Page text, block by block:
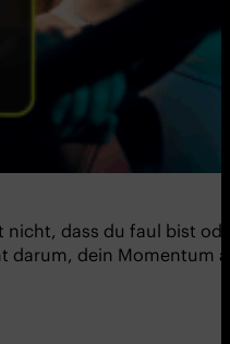
nicht, dass du faul bist
darum, dein